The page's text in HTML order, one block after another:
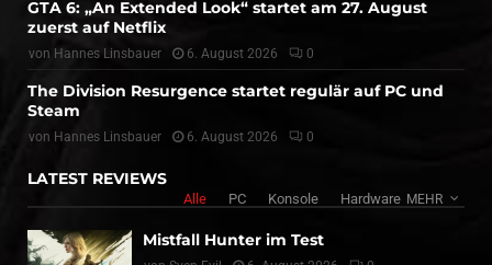
GTA 6: „An Extended Look“ startet am 27. August
zuerst auf Netflix
von Hannes Linsbauer 6. August 2026 0
The Division Resurgence startet regulär auf PC und
Steam
von Hannes Linsbauer 6. August 2026 0
LATEST REVIEWS
Alle PC Konsole Hardware MEHR
Mistfall Hunter im Test